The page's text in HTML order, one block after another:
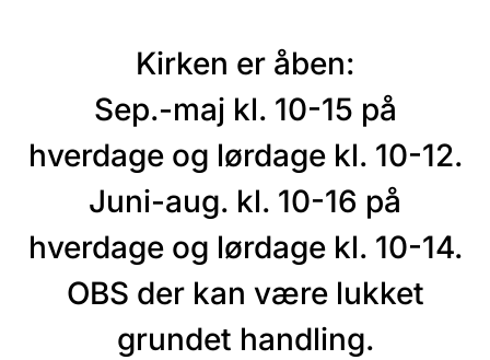
Kirken er åben:
Sep.-maj kl. 10-15 på
hverdage og lørdage kl. 10-12.
Juni-aug. kl. 10-16 på
hverdage og lørdage kl. 10-14.
OBS der kan være lukket
grundet handling.